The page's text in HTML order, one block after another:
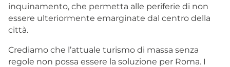
inquinamento, che permetta alle periferie di non
essere ulteriormente emarginate dal centro della
città.
Crediamo che l’attuale turismo di massa senza
regole non possa essere la soluzione per Roma. I